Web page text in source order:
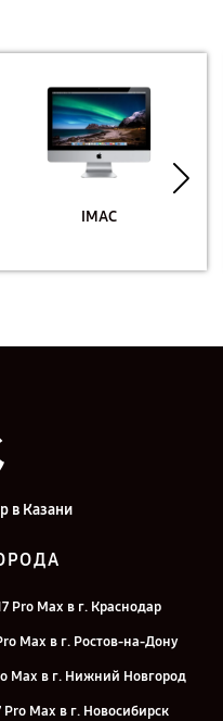
IMAC
в Казани
Pro Max в г. Краснодар
Max в г. Ростов-на-Дону
Max в г. Нижний Новгород
Max в г. Новосибирск